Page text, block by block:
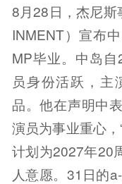
8月28日，杰尼斯
INMENT）宣布
MP毕业。中岛
员身份活跃，主
品。他在声明中
演员为事业重心
计划为2027年20
人意愿。31日的